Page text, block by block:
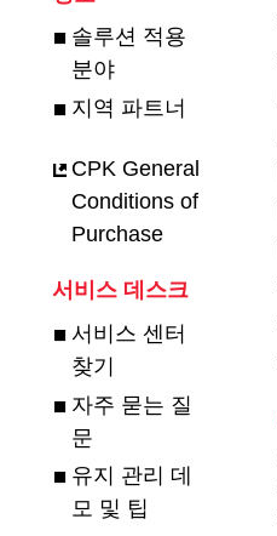
솔루션 적용
분야
지역 파트너
CPK General
Conditions of
Purchase
서비스 데스크
서비스 센터
찾기
자주 묻는 질
문
유지 관리 데
모 및 팁